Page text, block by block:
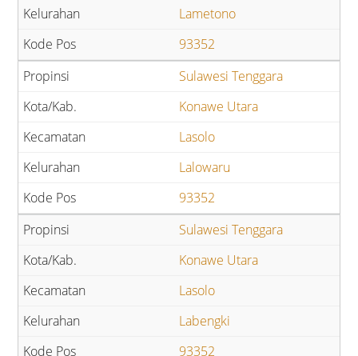
Lametono
93352
Sulawesi Tenggara
Konawe Utara
Lasolo
Lalowaru
93352
Sulawesi Tenggara
Konawe Utara
Lasolo
Labengki
93352